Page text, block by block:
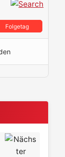
Folgetag